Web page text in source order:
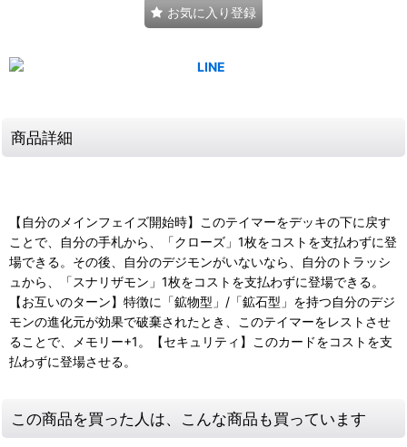
お気に入り登録
商品詳細
【自分のメインフェイズ開始時】このテイマーをデッキの下に戻す
ことで、自分の手札から、「クローズ」1枚をコストを支払わずに登
場できる。その後、自分のデジモンがいないなら、自分のトラッシ
ュから、「スナリザモン」1枚をコストを支払わずに登場できる。
【お互いのターン】特徴に「鉱物型」/「鉱石型」を持つ自分のデジ
モンの進化元が効果で破棄されたとき、このテイマーをレストさせ
ることで、メモリー+1。【セキュリティ】このカードをコストを支
払わずに登場させる。
この商品を買った人は、こんな商品も買っています